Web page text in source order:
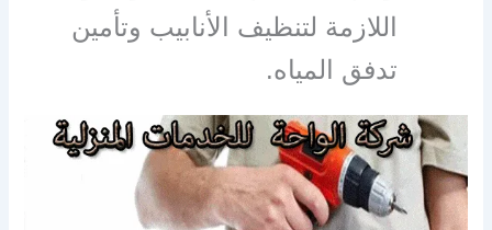
اللازمة لتنظيف الأنابيب وتأمين
تدفق المياه.